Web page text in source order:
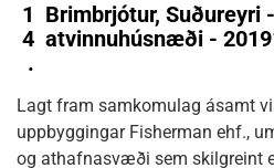
1
4
.
Brimbrjótur, Suðureyri
atvinnuhúsnæði -
Lagt fram samkomulag ásamt
uppbyggingar Fisherman ehf.,
og athafnasvæði sem skilgreint